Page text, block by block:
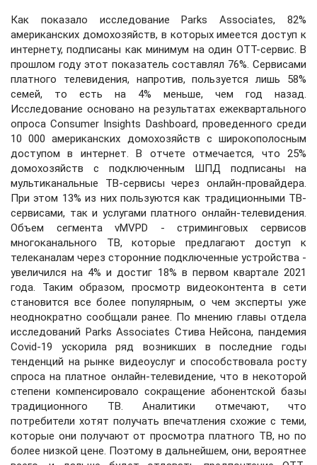
Как показало исследование Parks Associates, 82%
американских домохозяйств, в которых имеется доступ к
интернету, подписаны как минимум на один OTT-сервис. В
прошлом году этот показатель составлял 76%. Сервисами
платного телевидения, напротив, пользуется лишь 58%
семей, то есть на 4% меньше, чем год назад.
Исследование основано на результатах ежеквартального
опроса Consumer Insights Dashboard, проведенного среди
10 000 американских домохозяйств с широкополосным
доступом в интернет. В отчете отмечается, что 25%
домохозяйств с подключенным ШПД подписаны на
мультиканальные ТВ-сервисы через онлайн-провайдера.
При этом 13% из них пользуются как традиционными ТВ-
сервисами, так и услугами платного онлайн-телевидения.
Объем сегмента vMVPD - стриминговых сервисов
многоканального ТВ, которые предлагают доступ к
телеканалам через сторонние подключенные устройства -
увеличился на 4% и достиг 18% в первом квартале 2021
года. Таким образом, просмотр видеоконтента в сети
становится все более популярным, о чем эксперты уже
неоднократно сообщали ранее. По мнению главы отдела
исследований Parks Associates Стива Нейсона, пандемия
Covid-19 ускорила ряд возникших в последние годы
тенденций на рынке видеоуслуг и способствовала росту
спроса на платное онлайн-телевидение, что в некоторой
степени компенсировало сокращение абонентской базы
традиционного ТВ. Аналитики отмечают, что
потребители хотят получать впечатления схожие с теми,
которые они получают от просмотра платного ТВ, но по
более низкой цене. Поэтому в дальнейшем, они, вероятнее